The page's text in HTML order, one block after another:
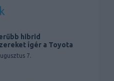
hibrid
ígér a Toyota
7.